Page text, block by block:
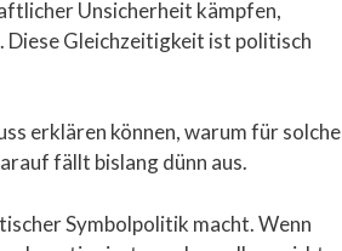
Unsicherheit kämpfen,
Gleichzeitigkeit ist politisch
erklären können, warum für solche
fällt bislang dünn aus.
Symbolpolitik macht. Wenn